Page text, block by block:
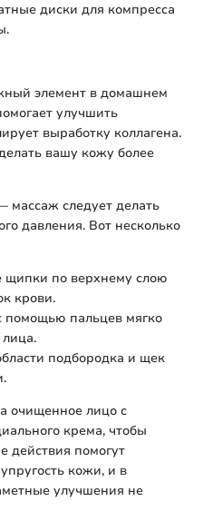
диски для компресса
элемент в домашнем
улучшить
выработку коллагена.
вашу кожу более
массаж следует делать
давления. Вот несколько
щипки по верхнему слою
крови.
помощью пальцев мягко
подбородка и щек
очищенное лицо с
крема, чтобы
действия помогут
кожи, и в
улучшения не